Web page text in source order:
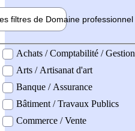
filtres de Domaine professionnel
professionel
Achats / Comptabilité / Gestion
Arts / Artisanat d'art
Banque / Assurance
Bâtiment / Travaux Publics
Commerce / Vente